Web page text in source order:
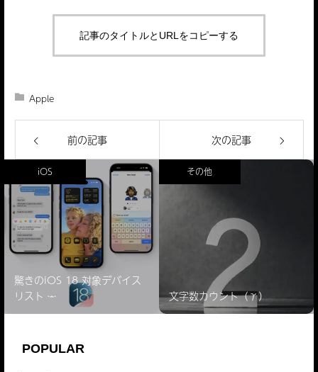
記事のタイトルとURLをコピーする
Apple
前の記事 次の記事
iOS
驚きのiOS 18 対象デバイス
リスト ̵…
その他
文字数カウント（γ）
POPULAR